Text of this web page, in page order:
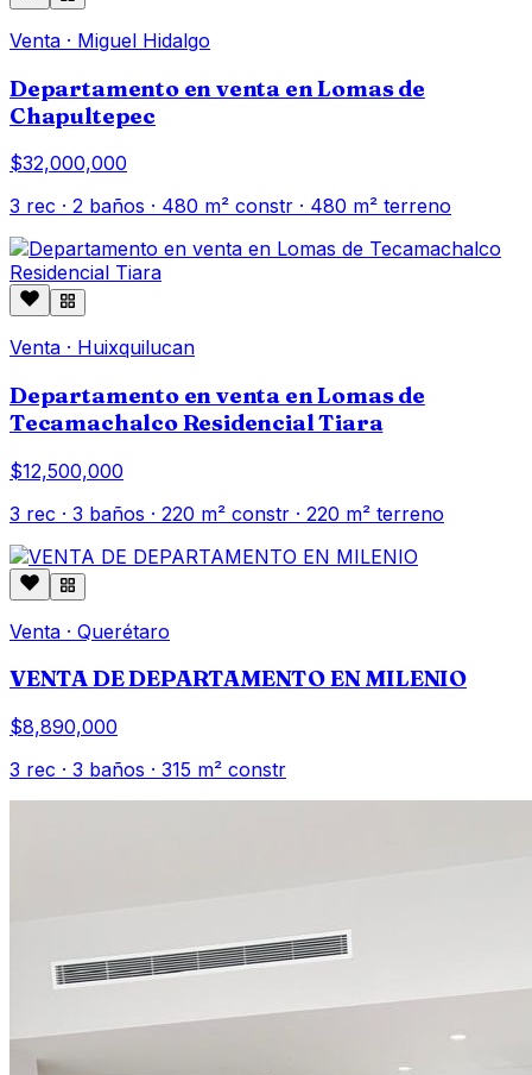
Venta · Miguel Hidalgo
Departamento en venta en Lomas de
Chapultepec
$32,000,000
3 rec · 2 baños · 480 m² constr · 480 m² terreno
Venta · Huixquilucan
Departamento en venta en Lomas de
Tecamachalco Residencial Tiara
$12,500,000
3 rec · 3 baños · 220 m² constr · 220 m² terreno
Venta · Querétaro
VENTA DE DEPARTAMENTO EN MILENIO
$8,890,000
3 rec · 3 baños · 315 m² constr